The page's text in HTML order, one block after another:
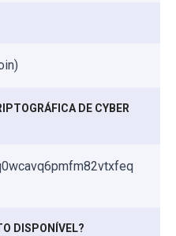
DE CYBER
DISPONÍVEL?